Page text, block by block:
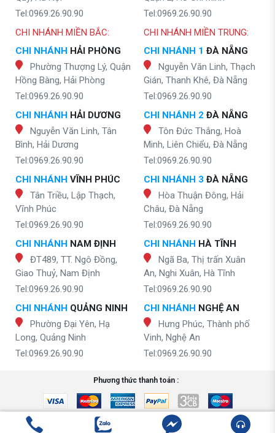
Tel:0969.26.90.90
Tel:0969.26.90.90
CHI NHÁNH MIỀN BẮC:
CHI NHÁNH HẢI PHÒNG
Phường Thượng Lý, Quận
Hồng Bàng, Hải Phòng
Tel:0969.26.90.90
CHI NHÁNH HẢI DƯƠNG
Nguyễn Văn Linh, Tân
Bình, Hải Dương
Tel:0969.26.90.90
CHI NHÁNH VĨNH PHÚC
Tân Triều, Lập Thạch,
Vĩnh Phúc
Tel:0969.26.90.90
CHI NHÁNH NAM ĐỊNH
ĐT489, TT. Ngô Đồng,
Giao Thuỷ, Nam Định
Tel:0969.26.90.90
CHI NHÁNH QUẢNG NINH
Phường Đại Yên, Hạ
Long, Quảng Ninh
Tel:0969.26.90.90
CHI NHÁNH MIỀN TRUNG:
CHI NHÁNH 1 ĐÀ NẴNG
Nguyễn Văn Linh, Thạch
Gián, Thanh Khê, Đà Nẵng
Tel:0969.26.90.90
CHI NHÁNH 2 ĐÀ NẴNG
Tôn Đức Thắng, Hoà
Minh, Liên Chiểu, Đà Nẵng
Tel:0969.26.90.90
CHI NHÁNH 3 ĐÀ NẴNG
Hòa Thuận Đông, Hải
Châu, Đà Nẵng
Tel:0969.26.90.90
CHI NHÁNH HÀ TĨNH
Ngã Ba, Thị trấn Xuân
An, Nghi Xuân, Hà Tĩnh
Tel:0969.26.90.90
CHI NHÁNH NGHỆ AN
Hưng Phúc, Thành phố
Vinh, Nghệ An
Tel:0969.26.90.90
Phương thức thanh toán :